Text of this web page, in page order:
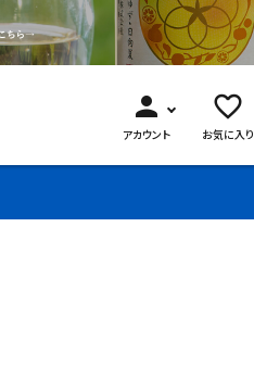
person
アカウント
favorite_border
お気に入り